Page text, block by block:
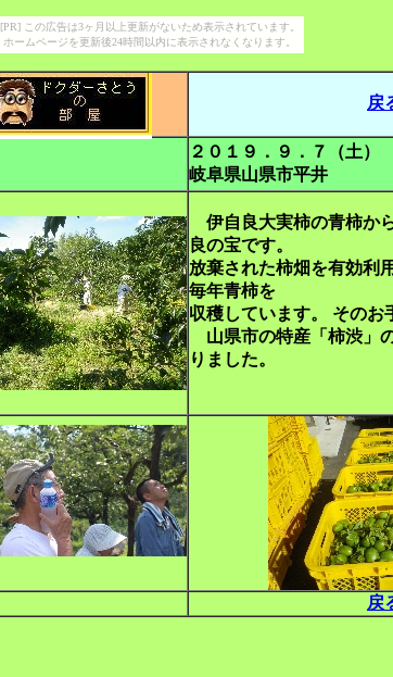
[PR] この広告は3ヶ月以上更新がないため表示されています。
ホームページを更新後24時間以内に表示されなくなります。
戻
２０１９．９．７（土）
岐阜県山県市平井
伊自良大実柿の青柿か
良の宝です。
放棄された柿畑を有効利
毎年青柿を
収穫しています。 そのお
山県市の特産「柿渋」
りました。
戻